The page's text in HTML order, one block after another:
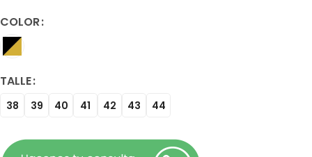
COLOR
TALLE
38 39 40 41 42 43 44